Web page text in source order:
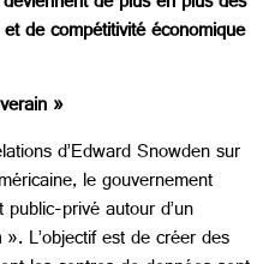
de compétitivité économique
»
d’Edward Snowden sur
le gouvernement
public-privé autour d’un
». L’objectif est de créer des